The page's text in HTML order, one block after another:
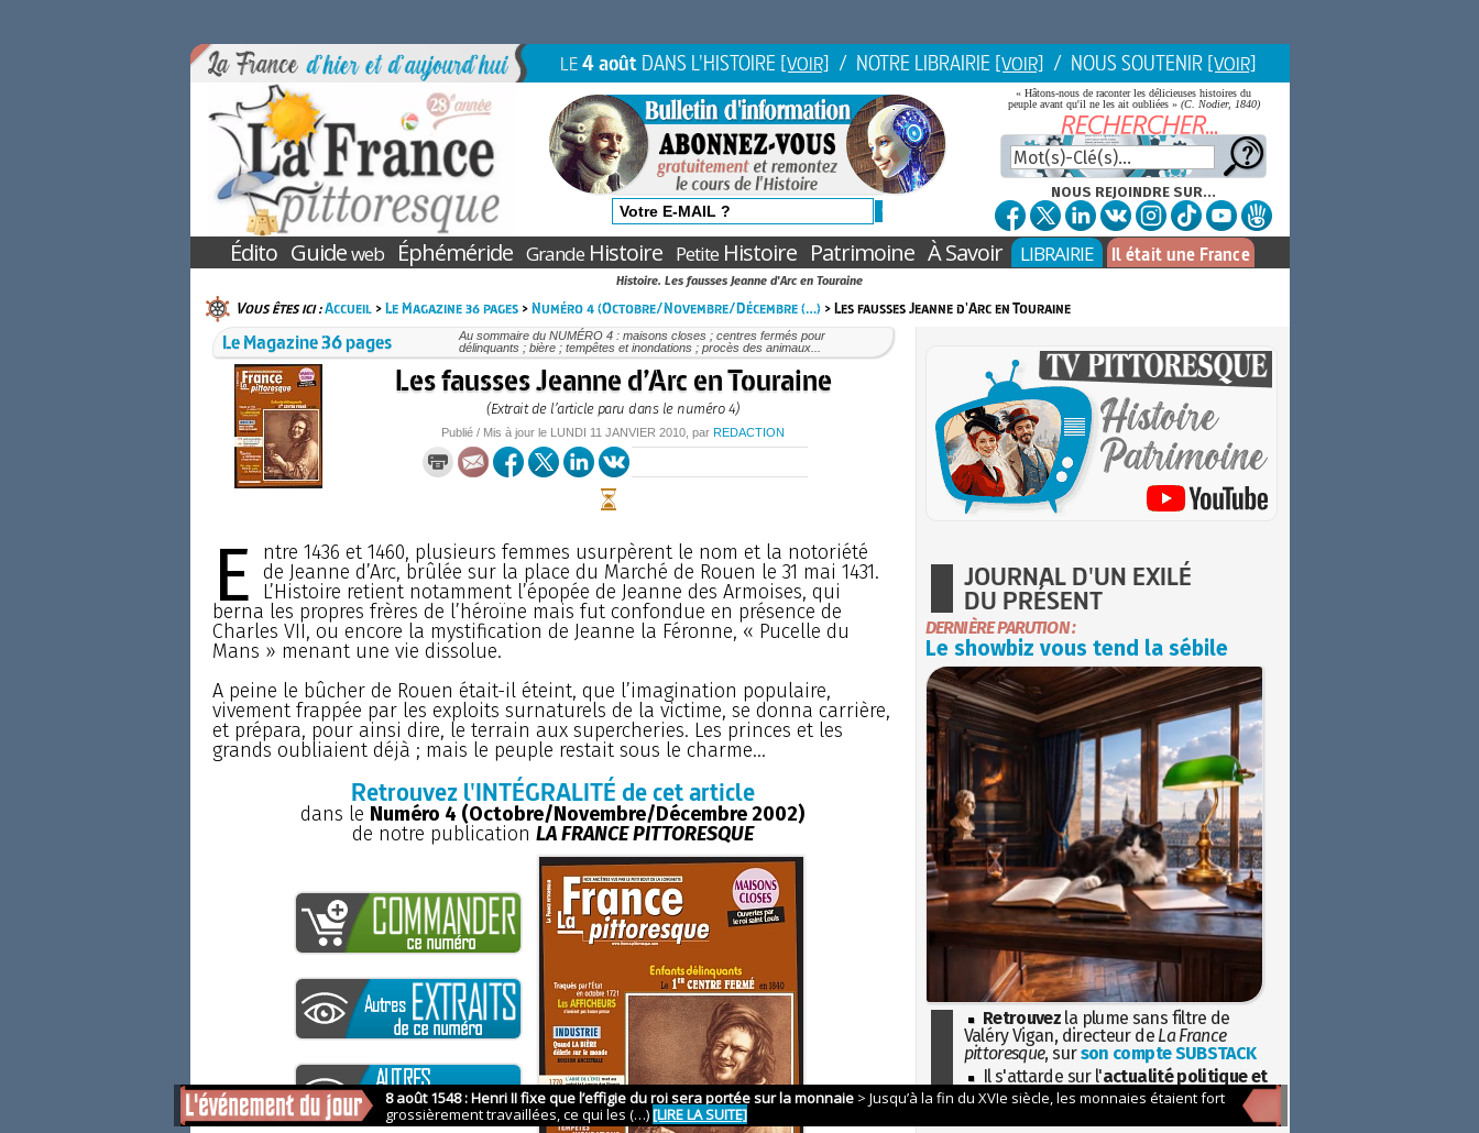
LE4 août DANS L'HISTOIRE [VOIR] / NOTRE LIBRAIRIE [VOIR] / NOUS SOUTENIR [VOIR]
« Hâtons-nous de raconter les délicieuses histoires du
peuple avant qu'il ne les ait oubliées » (C. Nodier, 1840)
NOUS REJOINDRE SUR...
Édito Guideweb Éphéméride GrandeHistoire PetiteHistoire Patrimoine À Savoir LIBRAIRIE Il était une France
Histoire. Les fausses Jeanne d'Arc en Touraine
Vous êtes ici :Accueil>Le Magazine 36 pages>Numéro 4 (Octobre/Novembre/Décembre (…) > Les fausses Jeanne d'Arc en Touraine
Le Magazine 36 pages
Au sommaire du NUMÉRO 4 : maisons closes ; centres fermés pour
délinquants ; bière ; tempêtes et inondations ; procès des animaux...
Les fausses Jeanne d’Arc en Touraine
(Extrait de l’article paru dans le numéro 4)
Publié / Mis à jour le LUNDI 11 JANVIER 2010 , par REDACTION
E
ntre 1436 et 1460, plusieurs femmes usurpèrent le nom et la notoriété
de Jeanne d’Arc, brûlée sur la place du Marché de Rouen le 31 mai 1431.
L’Histoire retient notamment l’épopée de Jeanne des Armoises, qui
berna les propres frères de l’héroïne mais fut confondue en présence de
Charles VII, ou encore la mystification de Jeanne la Féronne, « Pucelle du
Mans » menant une vie dissolue.
A peine le bûcher de Rouen était-il éteint, que l’imagination populaire,
vivement frappée par les exploits surnaturels de la victime, se donna carrière,
et prépara, pour ainsi dire, le terrain aux supercheries. Les princes et les
grands oubliaient déjà ; mais le peuple restait sous le charme...
Retrouvez l'INTÉGRALITÉ de cet article
dans le Numéro 4 (Octobre/Novembre/Décembre 2002)
de notre publication LA FRANCE PITTORESQUE
JOURNAL D'UN EXILÉ
DU PRÉSENT
DERNIÈRE PARUTION :
Le showbiz vous tend la sébile
Retrouvez la plume sans filtre de
Valéry Vigan, directeur de La France
pittoresque, surson compte SUBSTACK
Il s'attarde sur l'actualité politique et
sociétaleavec la hauteur de vue de